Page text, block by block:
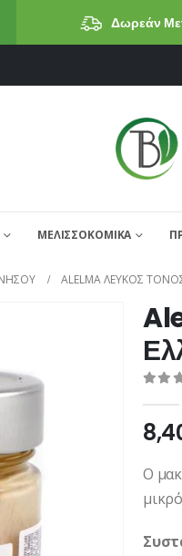
Δωρεάν
ΜΕΛΙΣΣΟΚΟΜΙΚΑ
ALELMA ΛΕΥΚΌΣ
Ο